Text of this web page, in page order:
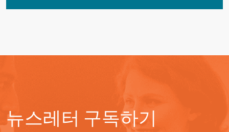
뉴스레터 구독하기